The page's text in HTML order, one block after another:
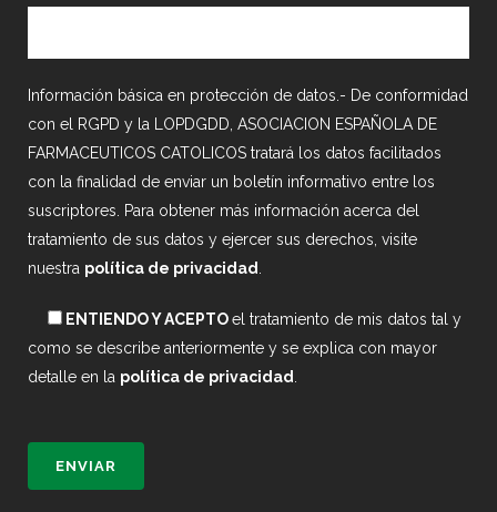
Información básica en protección de datos.- De conformidad
con el RGPD y la LOPDGDD, ASOCIACION ESPAÑOLA DE
FARMACEUTICOS CATOLICOS tratará los datos facilitados
con la finalidad de enviar un boletín informativo entre los
suscriptores. Para obtener más información acerca del
tratamiento de sus datos y ejercer sus derechos, visite
nuestra política de privacidad
ENTIENDO Y ACEPTOel tratamiento de mis datos tal y
como se describe anteriormente y se explica con mayor
detalle en la política de privacidad